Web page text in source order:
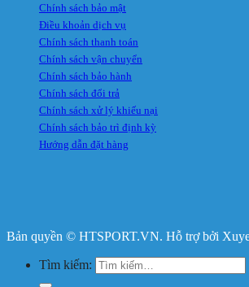
Chính sách bảo mật
Điều khoản dịch vụ
Chính sách thanh toán
Chính sách vận chuyển
Chính sách bảo hành
Chính sách đổi trả
Chính sách xử lý khiếu nại
Chính sách bảo trì định kỳ
Hướng dẫn đặt hàng
Bản quyền © HTSPORT.VN. Hỗ trợ bởi
Tìm kiếm: